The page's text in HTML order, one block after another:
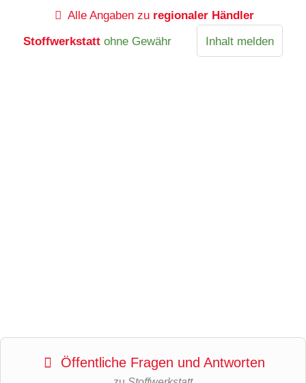
Alle Angaben zu regionaler Händler
Stoffwerkstatt ohne Gewähr Inhalt melden
Öffentliche Fragen und Antworten